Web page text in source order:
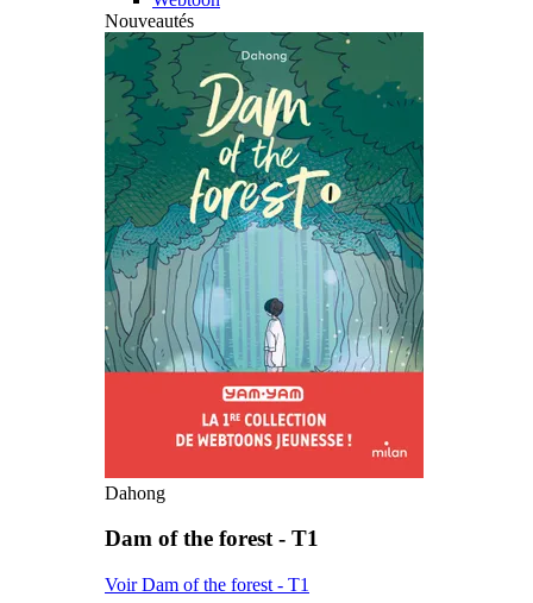
Nouveautés
Dahong
Dam of the forest - T1
Voir Dam of the forest - T1